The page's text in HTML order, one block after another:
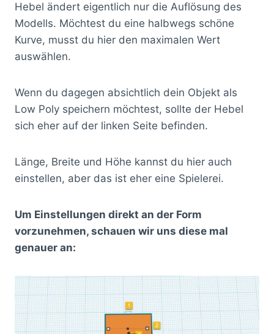
Hebel ändert eigentlich nur die Auflösung des
Modells. Möchtest du eine halbwegs schöne
Kurve, musst du hier den maximalen Wert
auswählen.
Wenn du dagegen absichtlich dein Objekt als
Low Poly speichern möchtest, sollte der Hebel
sich eher auf der linken Seite befinden.
Länge, Breite und Höhe kannst du hier auch
einstellen, aber das ist eher eine Spielerei.
Um Einstellungen direkt an der Form
vorzunehmen, schauen wir uns diese mal
genauer an: